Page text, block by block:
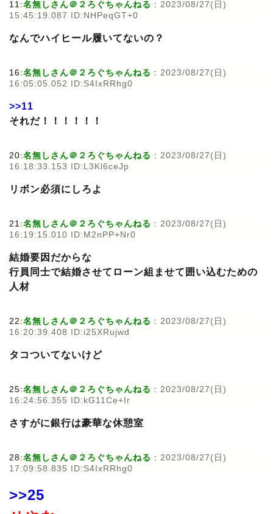
11:名無しさん＠２ろぐちゃんねる : 2023/08/27(日)
15:45:19.087 ID:NHPeqGT+0
なんでハイヒール履いてないの？
16:名無しさん＠２ろぐちゃんねる : 2023/08/27(日)
16:05:05.052 ID:S4IxRRhg0
>>11
それだ！！！！！！
20:名無しさん＠２ろぐちゃんねる : 2023/08/27(日)
16:18:33.153 ID:L3Kl6ceJp
リボン必須にしろよ
21:名無しさん＠２ろぐちゃんねる : 2023/08/27(日)
16:19:15.010 ID:M2nPP+Nr0
結婚要因だからな
行員同士で結婚させてローン組ませて囲い込むための
人材
22:名無しさん＠２ろぐちゃんねる : 2023/08/27(日)
16:20:39.408 ID:i25XRujwd
タコついてないけど
25:名無しさん＠２ろぐちゃんねる : 2023/08/27(日)
16:24:56.355 ID:kG11Ce+Ir
さすがに銀行は豪華な休憩室
28:名無しさん＠２ろぐちゃんねる : 2023/08/27(日)
17:09:58.835 ID:S4IxRRhg0
>>25